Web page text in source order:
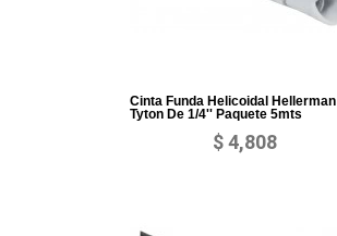
Cinta Funda Helicoidal Hellerman
Tyton De 1/4'' Paquete 5mts
$ 4,808